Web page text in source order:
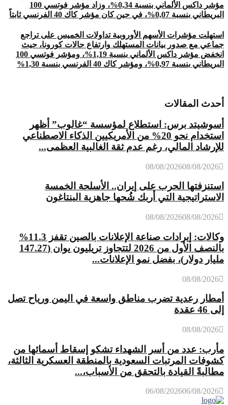
مؤشر داكس الألماني بنسبة 0,34%، وزاد مؤشر فوتسي 100
البريطاني بنسبة 0,07%، في حين كان مؤشر كاك 40 الفرنسي ثابتاً
استهلت مؤشرات الأسهم الأوروبية تداولات الخميس على تراجع
جماعي مع صدور بيانات المستهلك وارتفاع حالات كورونا، حيث
انخفض مؤشر داكس الألماني بنسبة 1,19%، ومؤشر فوتسي 100
البريطاني بنسبة 0,97%، ومؤشر كاك 40 الفرنسي بنسبة 1,30%
أحدث المقالات
أسوشيتد برس: استطلاع لمؤسسة “غالوب” أظهر
استخدام نحو 20% من الأمريكيين الذكاء الاصطناعي
للإرشاد المالي، رغم عدم ثقة الغالبية العظمى...
08/08/202608/08/2026
استنزفتها الحرب على إيران.. الأسلحة الخمسة
الاستراتيجية التي أربك شُحها جاهزية البنتاغون
08/08/202608/08/2026
وكالات: إيرادات صناعة الإعلانات بالصين تقفز 11.3%
بالنصف الأول من 2026 لتتجاوز تريليون يوان (147.27
مليار دولار)، بفضل نمو الإعلانات...
08/08/2026
أمطار رعدية تضرب مناطق واسعة في اليمن ورياح تصل
إلى 46 عقدة
08/08/2026
مأرب: عدد من أسر الشهداء تشكو إسقاط أسمائها من
كشوفات المرتبات السعودية بالمنطقة العسكرية الثالثة،
مطالبةً القيادة بالتحقق من الأسباب،...
06/08/202606/08/2026